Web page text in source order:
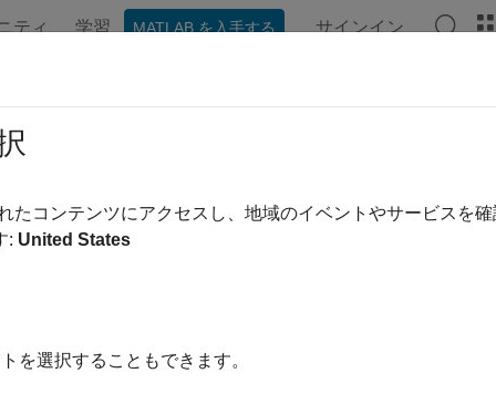
ティ 学習 MATLAB を入手する サインイン
ジの内容は最新ではありません。最新版の英語を参照する
MATLAB
クラスの効率の良いスタンドアロン コードを生成するに
ティやメソッドなどの一般的なクラスの機能に対してはコー
たコンテンツにアクセスし、地域のイベントやサービスを
: United States
を選択することもできます。